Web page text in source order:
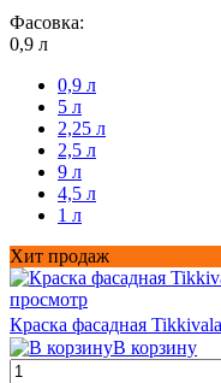
Фасовка:
0,9 л
0,9 л
5 л
2,25 л
2,5 л
9 л
4,5 л
1 л
Хит продаж
просмотр
Краска фасадная
В корзину